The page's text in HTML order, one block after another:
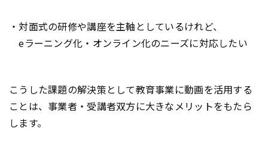
・対面式の研修や講座を主軸としているけれど、
eラーニング化・オンライン化のニーズに対応したい
こうした課題の解決策として教育事業に動画を活用する
ことは、事業者・受講者双方に大きなメリットをもたら
します。